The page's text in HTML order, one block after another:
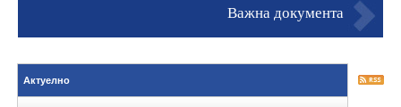
Важна документа
Актуелно